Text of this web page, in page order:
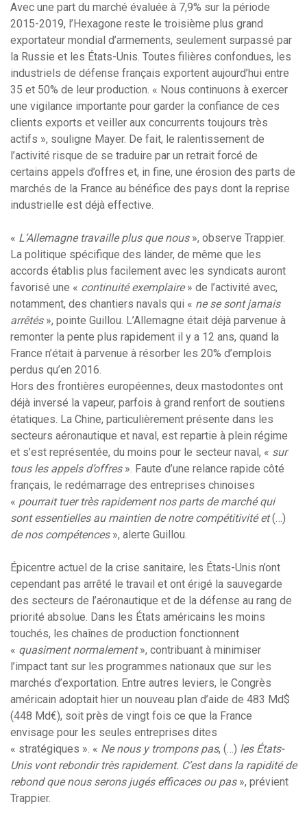
Avec une part du marché évaluée à 7,9% sur la période
2015-2019, l’Hexagone reste le troisième plus grand
exportateur mondial d’armements, seulement surpassé par
la Russie et les États-Unis. Toutes filières confondues, les
industriels de défense français exportent aujourd’hui entre
35 et 50% de leur production. « Nous continuons à exercer
une vigilance importante pour garder la confiance de ces
clients exports et veiller aux concurrents toujours très
actifs », souligne Mayer. De fait, le ralentissement de
l’activité risque de se traduire par un retrait forcé de
certains appels d’offres et, in fine, une érosion des parts de
marchés de la France au bénéfice des pays dont la reprise
industrielle est déjà effective.
« L’Allemagne travaille plus que nous», observe Trappier.
La politique spécifique des länder, de même que les
accords établis plus facilement avec les syndicats auront
favorisé une « continuité exemplaire» de l’activité avec,
notamment, des chantiers navals qui « ne se sont jamais
arrêtés», pointe Guillou. L’Allemagne était déjà parvenue à
remonter la pente plus rapidement il y a 12 ans, quand la
France n’était à parvenue à résorber les 20% d’emplois
perdus qu’en 2016.
Hors des frontières européennes, deux mastodontes ont
déjà inversé la vapeur, parfois à grand renfort de soutiens
étatiques. La Chine, particulièrement présente dans les
secteurs aéronautique et naval, est repartie à plein régime
et s’est représentée, du moins pour le secteur naval, « sur
tous les appels d’offres». Faute d’une relance rapide côté
français, le redémarrage des entreprises chinoises
« pourrait tuer très rapidement nos parts de marché qui
sont essentielles au maintien de notre compétitivité et(…)
de nos compétences», alerte Guillou.
Épicentre actuel de la crise sanitaire, les États-Unis n’ont
cependant pas arrêté le travail et ont érigé la sauvegarde
des secteurs de l’aéronautique et de la défense au rang de
priorité absolue. Dans les États américains les moins
touchés, les chaînes de production fonctionnent
« quasiment normalement», contribuant à minimiser
l’impact tant sur les programmes nationaux que sur les
marchés d’exportation. Entre autres leviers, le Congrès
américain adoptait hier un nouveau plan d’aide de 483 Md$
(448 Md€), soit près de vingt fois ce que la France
envisage pour les seules entreprises dites
« stratégiques ». « Ne nous y trompons pas, (…) les États-
Unis vont rebondir très rapidement. C’est dans la rapidité de
rebond que nous serons jugés efficaces ou pas», prévient
Trappier.